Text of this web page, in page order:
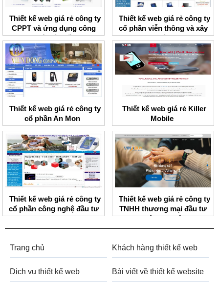
Thiết kế web giá rẻ công ty
CPPT và ứng dụng công
nghệ toàn cầu
Thiết kế web giá rẻ công ty
cổ phần viễn thông và xây
dựng Thành Lợi
Thiết kế web giá rẻ công ty
cổ phần An Mon
Thiết kế web giá rẻ Killer
Mobile
Thiết kế web giá rẻ công ty
cổ phần công nghệ đầu tư
BMV
Thiết kế web giá rẻ công ty
TNHH thương mại đầu tư
ngôi sao Việt
Trang chủ Khách hàng thiết kế web
Dịch vụ thiết kế web Bài viết về thiết kế website